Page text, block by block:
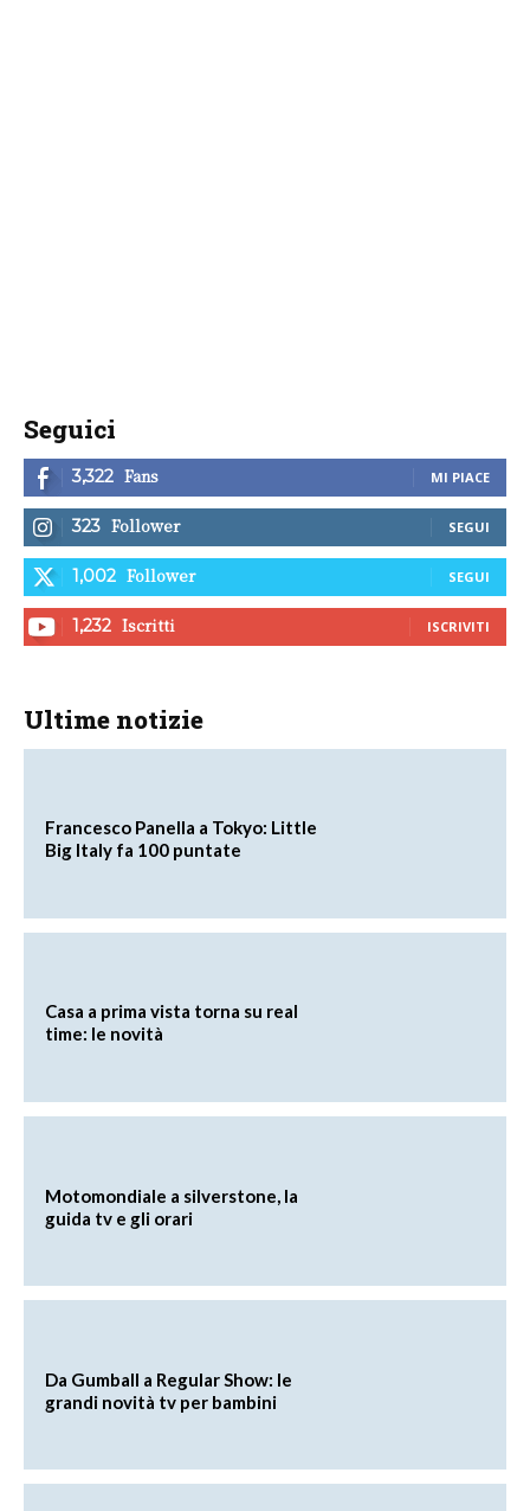
Seguici
3,322 Fans MI PIACE
323 Follower SEGUI
1,002 Follower SEGUI
1,232 Iscritti ISCRIVITI
Ultime notizie
Francesco Panella a Tokyo: Little
Big Italy fa 100 puntate
Casa a prima vista torna su real
time: le novità
Motomondiale a silverstone, la
guida tv e gli orari
Da Gumball a Regular Show: le
grandi novità tv per bambini